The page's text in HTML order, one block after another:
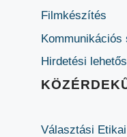
Filmkészítés
Kommunikációs
Hirdetési
Választási